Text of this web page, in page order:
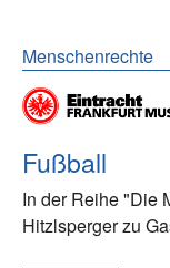
Menschenrechte
Fußball
In der Reihe "Die
Hitzlsperger zu